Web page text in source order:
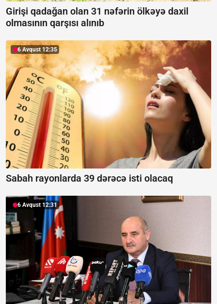
Girişi qadağan olan 31 nəfərin ölkəyə daxil
olmasının qarşısı alınıb
6 Avqust 12:35
Sabah rayonlarda 39 dərəcə isti olacaq
6 Avqust 12:31